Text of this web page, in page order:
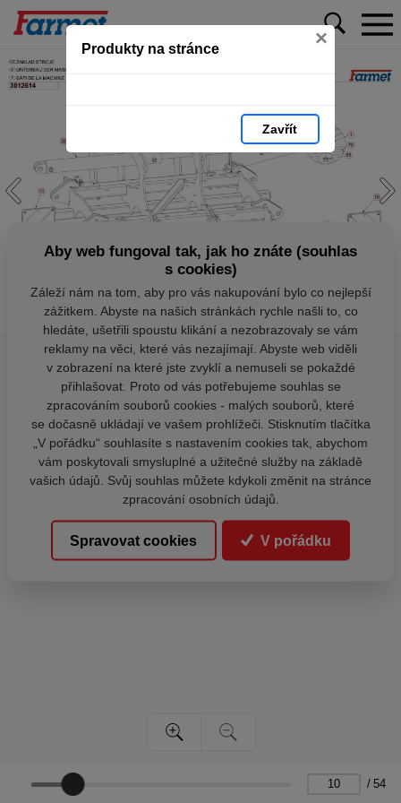
Produkty na stránce ×
Zavřít
/ 54
Aby web fungoval tak, jak ho znáte (souhlas
s cookies)
Záleží nám na tom, aby pro vás nakupování bylo co nejlepší
zážitkem. Abyste na našich stránkách rychle našli to, co
hledáte, ušetřili spoustu klikání a nezobrazovaly se vám
reklamy na věci, které vás nezajímají. Abyste web viděli
v zobrazení na které jste zvyklí a nemuseli se pokaždé
přihlašovat. Proto od vás potřebujeme souhlas se
zpracováním souborů cookies - malých souborů, které
se dočasně ukládají ve vašem prohlížeči. Stisknutím tlačítka
„V pořádku“ souhlasíte s nastavením cookies tak, abychom
vám poskytovali smysluplné a užitečné služby na základě
vašich údajů. Svůj souhlas můžete kdykoli změnit na stránce
zpracování osobních údajů.
Spravovat cookies V pořádku